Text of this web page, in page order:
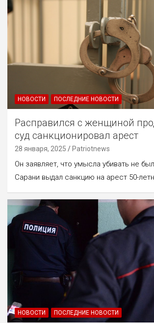
НОВОСТИ ПОСЛЕДНИЕ НОВОСТИ
Расправился с женщиной
суд санкционировал арест
28 января, 2025 Patriotnews
Он заявляет, что умысла убивать не
Сарани выдал санкцию на арест 50-
НОВОСТИ ПОСЛЕДНИЕ НОВОСТИ